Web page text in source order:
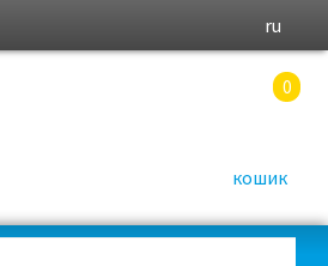
ru
0
кошик